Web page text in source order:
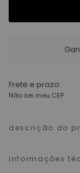
Frete e prazo:
Não sei meu CEP
descrição do
informações